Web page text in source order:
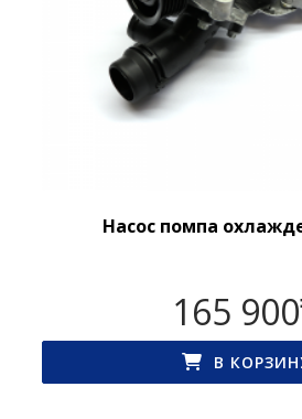
Насос помпа
165 900
В